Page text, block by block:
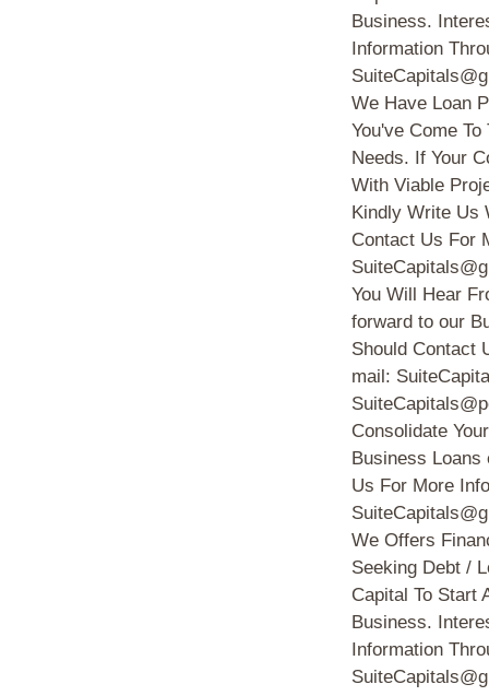
Business.
Information
We Have Loan
You've Come
Needs. If Your
With Viable
Kindly Write Us
Contact Us For
You Will Hear
forward to our
Should Contact
mail:
Consolidate
Business Loans
Us For More
We Offers
Seeking Debt /
Capital To Start
Business.
Information